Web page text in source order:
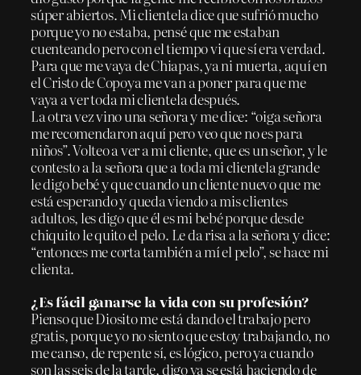
súper abiertos. Mi clientela dice que sufrió mucho
porque yo no estaba, pensé que me estaban
cuenteando pero con el tiempo vi que sí era verdad.
Para que me vaya de Chiapas, ya ni muerta, aquí en
el Cristo de Copoya me van a poner para que me
vaya a ver toda mi clientela después.
La otra vez vino una señora y me dice: “oiga señora
me recomendaron aquí pero veo que no es para
niños”. Volteo a ver a mi cliente, que es un señor, y le
contesto a la señora que a toda mi clientela grande
le digo bebé y que cuando un cliente nuevo que me
está esperando y queda viendo a mis clientes
adultos, les digo que él es mi bebé porque desde
chiquito le quito el pelo. Le da risa a la señora y dice:
“entonces me corta también a mí el pelo”, se hace mi
clienta.
¿Es fácil ganarse la vida con su profesión?
Pienso que Diosito me está dando el trabajo pero
gratis, porque yo no siento que estoy trabajando, no
me canso, de repente sí, es lógico, pero ya cuando
son las seis de la tarde, digo ya se está haciendo de